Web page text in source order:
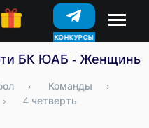
ПРОГНОЗЫ
БК ЮАБ -
› Команды
›
› 4 четверть